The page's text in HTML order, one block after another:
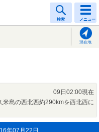
検索 メニュー
現在地
09日02:00現在
米島の西北西約290kmを西北西に
年07月22日